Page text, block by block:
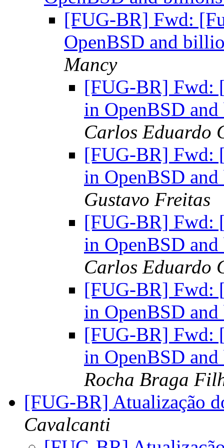
[FUG-BR] Fwd:
OpenBSD and
Mancy
[FUG-BR] Fwd:
in OpenBSD
Carlos Eduardo
[FUG-BR] Fwd:
in OpenBSD
Gustavo Freitas
[FUG-BR] Fwd:
in OpenBSD
Carlos Eduardo
[FUG-BR] Fwd:
in OpenBSD
[FUG-BR] Fwd:
in OpenBSD
Rocha Braga
[FUG-BR] Atualização
Cavalcanti